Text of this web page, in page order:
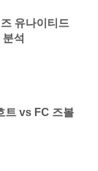
유나이티드
석
트 vs FC 즈볼